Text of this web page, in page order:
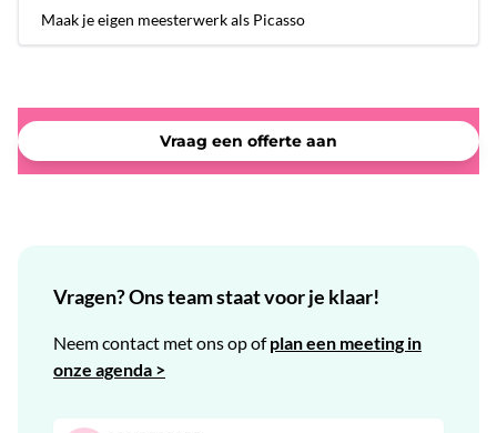
Maak je eigen meesterwerk als Picasso
Vraag een offerte aan
Vragen? Ons team staat voor je klaar!
Neem contact met ons op ofplan een meeting in
onze agenda >